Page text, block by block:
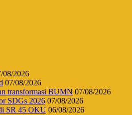
08/2026
07/08/2026
transformasi BUMN 07/08/2026
SDGs 2026 07/08/2026
SR 45 OKU 06/08/2026